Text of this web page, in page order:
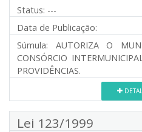
Status: ---
Data de Publicação:
Súmula: AUTORIZA O
CONSÓRCIO
PROVIDÊNCIAS.
Lei 123/1999